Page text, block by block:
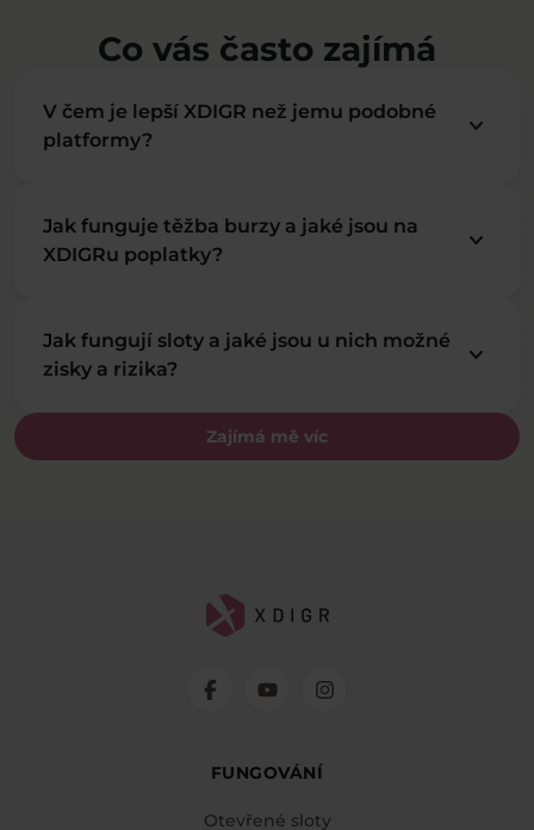
Co vás často zajímá
Zajímá mě víc
V čem je lepší XDIGR než jemu podobné
platformy?
keyboard_arrow_down
Jak funguje těžba burzy a jaké jsou na
XDIGRu poplatky?
keyboard_arrow_down
Jak fungují sloty a jaké jsou u nich možné
zisky a rizika?
keyboard_arrow_down
FUNGOVÁNÍ
Otevřené sloty